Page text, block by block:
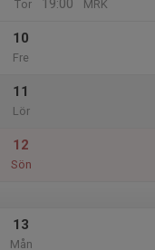
Tor
19:00
MRK
10
Fre
11
Lör
12
Sön
13
Mån